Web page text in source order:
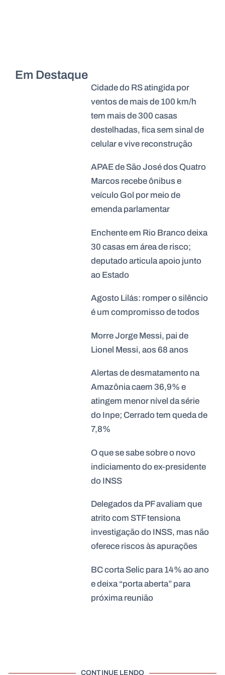
Em Destaque
Cidade do RS atingida por
ventos de mais de 100 km/h
tem mais de 300 casas
destelhadas, fica sem sinal de
celular e vive reconstrução
APAE de São José dos Quatro
Marcos recebe ônibus e
veículo Gol por meio de
emenda parlamentar
Enchente em Rio Branco deixa
30 casas em área de risco;
deputado articula apoio junto
ao Estado
Agosto Lilás: romper o silêncio
é um compromisso de todos
Morre Jorge Messi, pai de
Lionel Messi, aos 68 anos
Alertas de desmatamento na
Amazônia caem 36,9% e
atingem menor nível da série
do Inpe; Cerrado tem queda de
7,8%
O que se sabe sobre o novo
indiciamento do ex-presidente
do INSS
Delegados da PF avaliam que
atrito com STF tensiona
investigação do INSS, mas não
oferece riscos às apurações
BC corta Selic para 14% ao ano
e deixa “porta aberta” para
próxima reunião
CONTINUE LENDO